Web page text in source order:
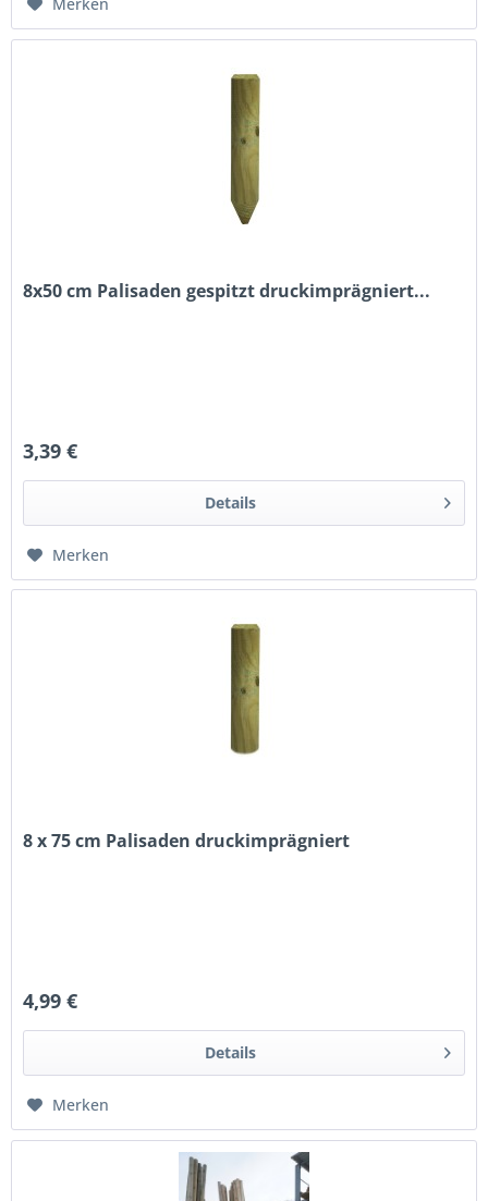
8x50 cm Palisaden gespitzt druckimprägniert...
3,39 €
Details
Merken
8 x 75 cm Palisaden druckimprägniert
4,99 €
Details
Merken